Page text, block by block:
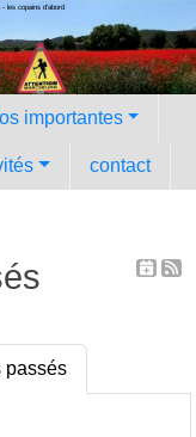
- les copains d'abord
importantes
contact
passés